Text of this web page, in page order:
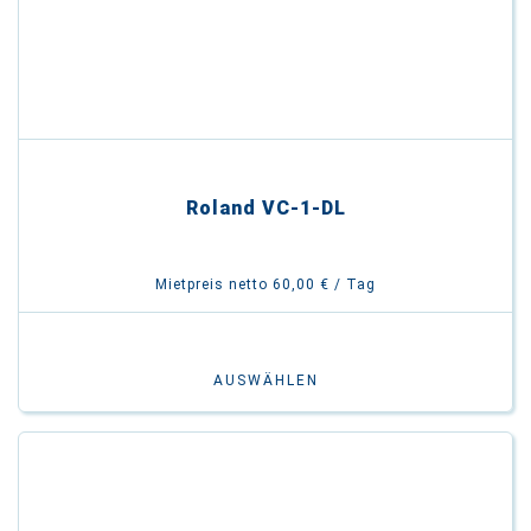
Roland VC-1-DL
Mietpreis netto 60,00 € / Tag
AUSWÄHLEN